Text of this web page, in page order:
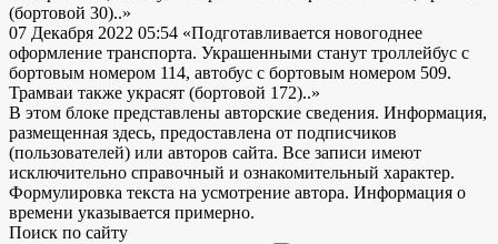
(бортовой 30)..»
07 Декабря 2022 05:54 «Подготавливается новогоднее
оформление транспорта. Украшенными станут троллейбус с
бортовым номером 114, автобус с бортовым номером 509.
Трамваи также украсят (бортовой 172)..»
В этом блоке представлены авторские сведения. Информация,
размещенная здесь, предоставлена от подписчиков
(пользователей) или авторов сайта. Все записи имеют
исключительно справочный и ознакомительный характер.
Формулировка текста на усмотрение автора. Информация о
времени указывается примерно.
Поиск по сайту